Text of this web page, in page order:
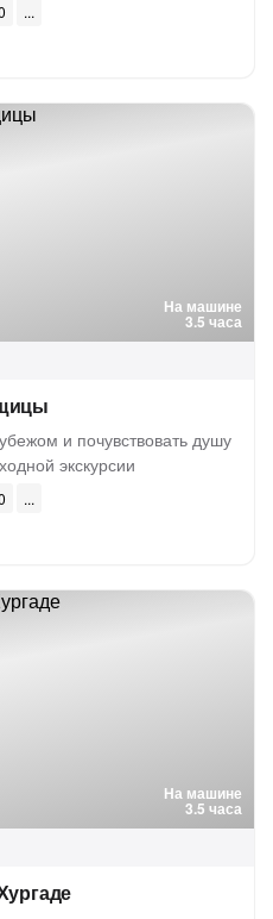
На машине
3.5 часа
и почувствовать душу
экскурсии
На машине
3.5 часа